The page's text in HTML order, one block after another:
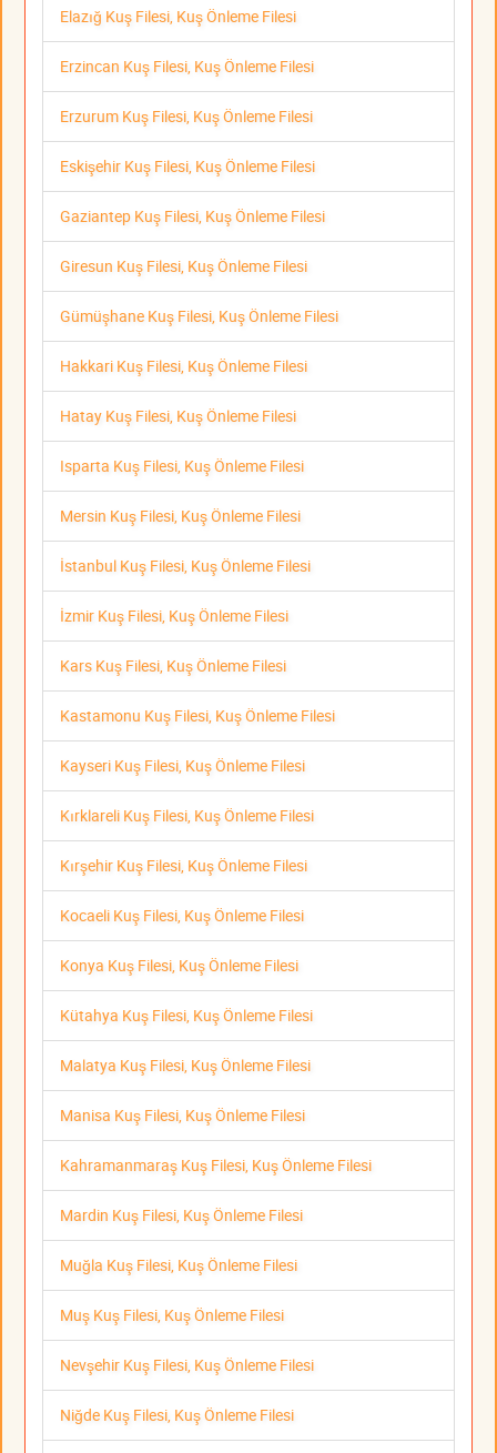
Elazığ Kuş Filesi, Kuş Önleme Filesi
Erzincan Kuş Filesi, Kuş Önleme Filesi
Erzurum Kuş Filesi, Kuş Önleme Filesi
Eskişehir Kuş Filesi, Kuş Önleme Filesi
Gaziantep Kuş Filesi, Kuş Önleme Filesi
Giresun Kuş Filesi, Kuş Önleme Filesi
Gümüşhane Kuş Filesi, Kuş Önleme Filesi
Hakkari Kuş Filesi, Kuş Önleme Filesi
Hatay Kuş Filesi, Kuş Önleme Filesi
Isparta Kuş Filesi, Kuş Önleme Filesi
Mersin Kuş Filesi, Kuş Önleme Filesi
İstanbul Kuş Filesi, Kuş Önleme Filesi
İzmir Kuş Filesi, Kuş Önleme Filesi
Kars Kuş Filesi, Kuş Önleme Filesi
Kastamonu Kuş Filesi, Kuş Önleme Filesi
Kayseri Kuş Filesi, Kuş Önleme Filesi
Kırklareli Kuş Filesi, Kuş Önleme Filesi
Kırşehir Kuş Filesi, Kuş Önleme Filesi
Kocaeli Kuş Filesi, Kuş Önleme Filesi
Konya Kuş Filesi, Kuş Önleme Filesi
Kütahya Kuş Filesi, Kuş Önleme Filesi
Malatya Kuş Filesi, Kuş Önleme Filesi
Manisa Kuş Filesi, Kuş Önleme Filesi
Kahramanmaraş Kuş Filesi, Kuş Önleme Filesi
Mardin Kuş Filesi, Kuş Önleme Filesi
Muğla Kuş Filesi, Kuş Önleme Filesi
Muş Kuş Filesi, Kuş Önleme Filesi
Nevşehir Kuş Filesi, Kuş Önleme Filesi
Niğde Kuş Filesi, Kuş Önleme Filesi